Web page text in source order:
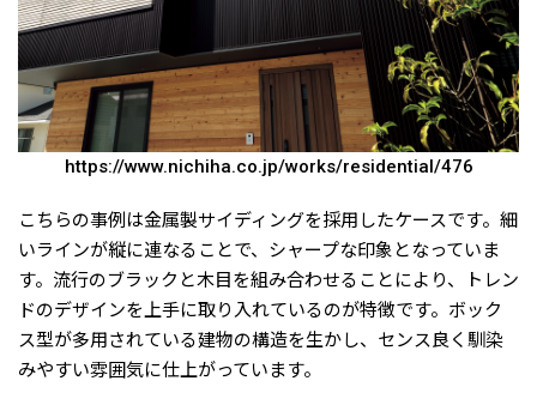
https://www.nichiha.co.jp/works/residential/476
こちらの事例は金属製サイディングを採用したケースです。細
いラインが縦に連なることで、シャープな印象となっていま
す。流行のブラックと木目を組み合わせることにより、トレン
ドのデザインを上手に取り入れているのが特徴です。ボック
ス型が多用されている建物の構造を生かし、センス良く馴染
みやすい雰囲気に仕上がっています。